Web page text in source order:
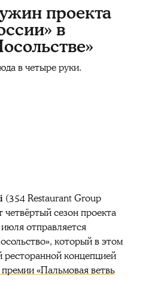
проекта
в
в четыре руки.
(354 Restaurant Group
сезон проекта
отправляется
который в этом
концепцией
«Пальмовая ветвь